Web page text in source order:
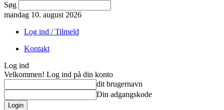
Søg
mandag 10. august 2026
Log ind / Tilmeld
Kontakt
Log ind
Velkommen! Log ind på din konto
dit brugernavn
Din adgangskode